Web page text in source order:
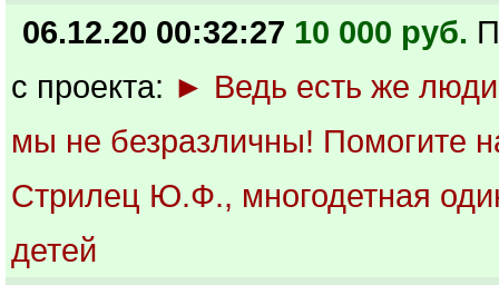
06.12.20 00:32:27 10 000 руб.
с проекта: ► Ведь есть же
мы не безразличны! Помогите
Стрилец Ю.Ф., многодетная
детей